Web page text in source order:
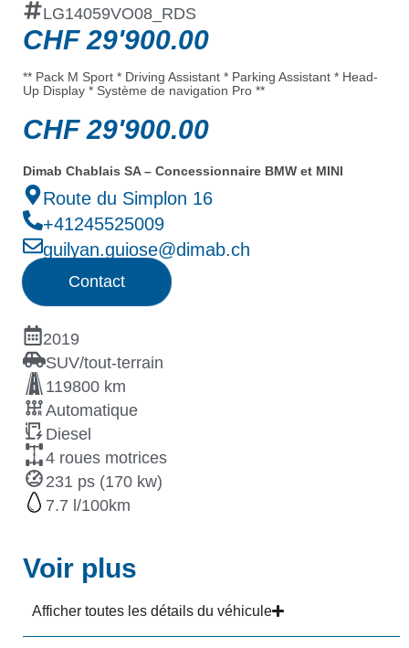
LG14059VO08_RDS
CHF29'900.00
** Pack M Sport * Driving Assistant * Parking Assistant * Head-
Up Display * Système de navigation Pro **
CHF29'900.00
Dimab Chablais SA – Concessionnaire BMW et MINI
Route du Simplon 16
+41245525009
guilyan.guiose@dimab.ch
Contact
2019
SUV/tout-terrain
119800 km
Automatique
Diesel
4 roues motrices
231 ps (170 kw)
7.7
Voir plus
Afficher toutes les détails du véhicule